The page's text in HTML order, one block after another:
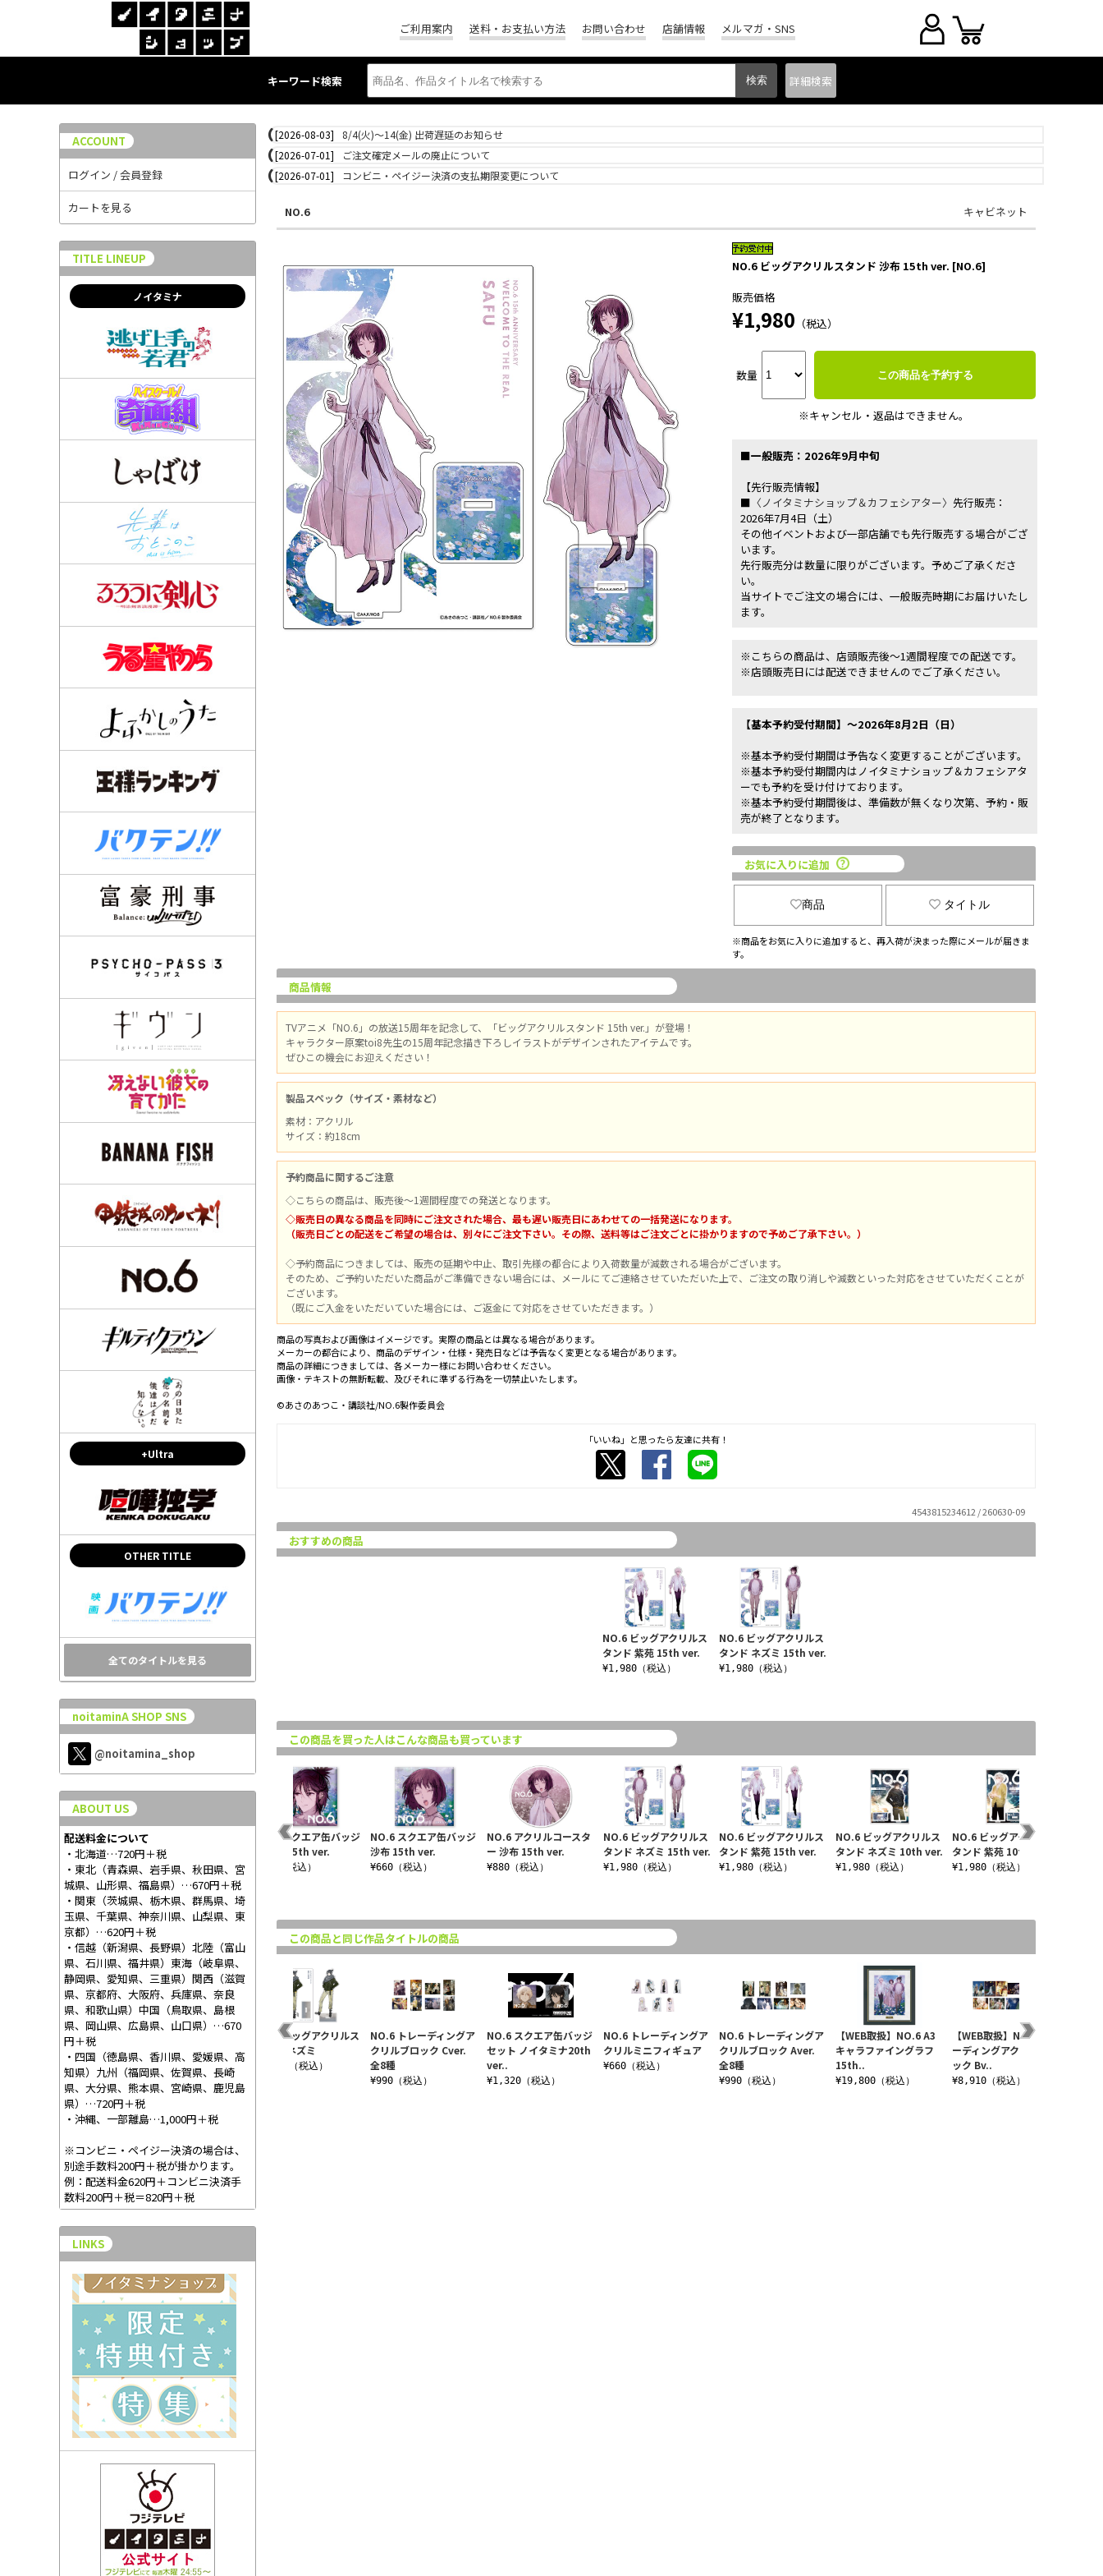
ご利用案内 送料・お支払い方法 お問い合わせ 店舗情報 メルマガ・SNS
キーワード検索 詳細検索
ACCOUNT
ログイン / 会員登録
カートを見る
TITLE LINEUP
ノイタミナ
+Ultra
OTHER TITLE
全てのタイトルを見る
noitaminA SHOP SNS
@noitamina_shop
ABOUT US
配送料金について
・北海道…720円＋税
・東北（青森県、岩手県、秋田県、宮
城県、山形県、福島県）…670円＋税
・関東（茨城県、栃木県、群馬県、埼
玉県、千葉県、神奈川県、山梨県、東
京都）…620円＋税
・信越（新潟県、長野県）北陸（富山
県、石川県、福井県）東海（岐阜県、
静岡県、愛知県、三重県）関西（滋賀
県、京都府、大阪府、兵庫県、奈良
県、和歌山県）中国（鳥取県、島根
県、岡山県、広島県、山口県）…670
円＋税
・四国（徳島県、香川県、愛媛県、高
知県）九州（福岡県、佐賀県、長崎
県、大分県、熊本県、宮崎県、鹿児島
県）…720円＋税
・沖縄、一部離島…1,000円＋税
※コンビニ・ペイジー決済の場合は、
別途手数料200円＋税が掛かります。
例：配送料金620円＋コンビニ決済手
数料200円＋税＝820円＋税
LINKS
[2026-08-03]
8/4(火)～14(金) 出荷遅延のお知らせ
[2026-07-01]
ご注文確定メールの廃止について
[2026-07-01]
コンビニ・ペイジー決済の支払期限変更について
NO.6 キャビネット
NO.6 ビッグアクリルスタンド 沙布 15th ver. [NO.6]
販売価格
¥1,980 （税込）
数量 この商品を予約する
※キャンセル・返品はできません。
■一般販売：2026年9月中旬
【先行販売情報】
■ 〈ノイタミナショップ＆カフェシアター〉 先行販売：
2026年7月4日（土）
その他イベントおよび一部店舗でも先行販売する場合がござ
います。
先行販売分は数量に限りがございます。予めご了承くださ
い。
当サイトでご注文の場合には、一般販売時期にお届けいたし
ます。
※こちらの商品は、店頭販売後～1週間程度での配送です。
※店頭販売日には配送できませんのでご了承ください。
【基本予約受付期間】～2026年8月2日（日）
※基本予約受付期間は予告なく変更することがございます。
※基本予約受付期間内はノイタミナショップ＆カフェシアタ
ーでも予約を受け付けております。
※基本予約受付期間後は、準備数が無くなり次第、予約・販
売が終了となります。
お気に入りに追加
商品 タイトル
※商品をお気に入りに追加すると、再入荷が決まった際にメールが届きま
す。
商品情報
TVアニメ「NO.6」の放送15周年を記念して、「ビッグアクリルスタンド 15th ver.」が登場！
キャラクター原案toi8先生の15周年記念描き下ろしイラストがデザインされたアイテムです。
ぜひこの機会にお迎えください！
製品スペック（サイズ・素材など）
素材：アクリル
サイズ：約18cm
予約商品に関するご注意
◇こちらの商品は、販売後～1週間程度での発送となります。
◇販売日の異なる商品を同時にご注文された場合、最も遅い販売日にあわせての一括発送になります。
（販売日ごとの配送をご希望の場合は、別々にご注文下さい。その際、送料等はご注文ごとに掛かりますので予めご了承下さい。）
◇予約商品につきましては、販売の延期や中止、取引先様の都合により入荷数量が減数される場合がございます。
そのため、ご予約いただいた商品がご準備できない場合には、メールにてご連絡させていただいた上で、ご注文の取り消しや減数といった対応をさせていただくことが
ございます。
（既にご入金をいただいていた場合には、ご返金にて対応をさせていただきます。）
商品の写真および画像はイメージです。実際の商品とは異なる場合があります。
メーカーの都合により、商品のデザイン・仕様・発売日などは予告なく変更となる場合があります。
商品の詳細につきましては、各メーカー様にお問い合わせください。
画像・テキストの無断転載、及びそれに準ずる行為を一切禁止いたします。
©あさのあつこ・講談社/NO.6製作委員会
「いいね」と思ったら友達に共有！
4543815234612 / 260630-09
おすすめの商品
NO.6 ビッグアクリルス
タンド 紫苑 15th ver.
¥1,980（税込）
NO.6 ビッグアクリルス
タンド ネズミ 15th ver.
¥1,980（税込）
この商品を買った人はこんな商品も買っています
NO.6 ビッグアクリルス
タンド ネズミ 15th ver.
¥1,980（税込）
NO.6 ビッグアクリルス
タンド 紫苑 15th ver.
¥1,980（税込）
NO.6 ビッグアクリルス
タンド ネズミ 10th ver.
¥1,980（税込）
NO.6 ビッグアクリルス
タンド 紫苑 10th ver.
¥1,980（税込）
NO.6 アクリルコースタ
ー ネズミ 15th ver.
¥880（税込）
NO.6 スクエア缶バッジ
紫苑 15th ver.
¥660（税込）
NO.6 スクエア缶バッジ
ネズミ 15th ver.
¥660（税込）
NO.6 スクエア缶バッジ
沙布 15th ver.
¥660（税込）
NO.6 アクリルコースタ
ー 沙布 15th ver.
¥880（税込）
この商品と同じ作品タイトルの商品
NO.6 トレーディングア
クリルミニフィギュア
¥660（税込）
NO.6 トレーディングア
クリルブロック Aver.
全8種
¥990（税込）
【WEB取扱】NO.6 A3
キャラファイングラフ
15th..
¥19,800（税込）
【WEB取扱】NO.6 トレ
ーディングアクリルブロ
ック Bv..
¥8,910（税込）
NO.6 アクリルコースタ
ー 紫苑 ノイタミナ20th
¥880（税込）
NO.6 トレーディング缶
バッジ エンドカード
ver. 全1..
¥550（税込）
NO.6 ビッグアクリルス
タンド ネズミ
¥1,980（税込）
NO.6 トレーディングア
クリルブロック Cver.
全8種
¥990（税込）
NO.6 スクエア缶バッジ
セット ノイタミナ20th
ver..
¥1,320（税込）